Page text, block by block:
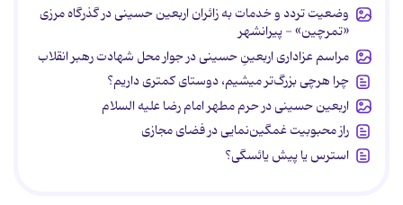
وضعیت تردد و خدمات به زائران اربعین حسینی در گذرگاه مرزی
«تمرچین» - پیرانشهر
مراسم عزاداری اربعینِ حسینی در جوار محل شهادت رهبر انقلاب
چرا هرچی بزرگ‌تر میشیم، دوستای کمتری داریم؟
اربعین حسینی در حرم مطهر امام رضا علیه السلام
راز محبوبیت غمگین‌نمایی در فضای مجازی
استرس یا پیش یائسگی؟